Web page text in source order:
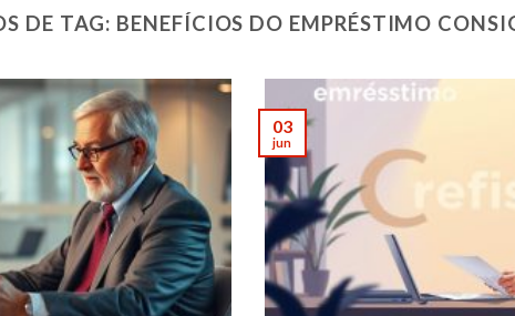
DE TAG: BENEFÍCIOS DO EMPRÉSTIMO
03
jun